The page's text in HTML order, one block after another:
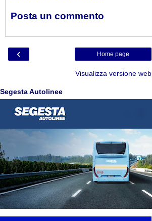
Posta un commento
‹ Home page
Visualizza versione web
Segesta Autolinee